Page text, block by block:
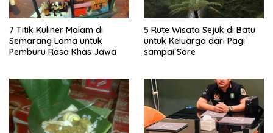
7 Titik Kuliner Malam di
Semarang Lama untuk
Pemburu Rasa Khas Jawa
5 Rute Wisata Sejuk di Batu
untuk Keluarga dari Pagi
sampai Sore